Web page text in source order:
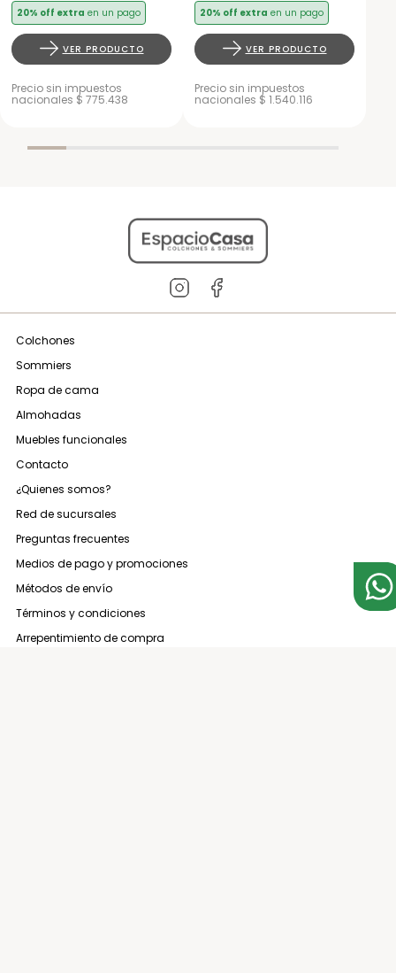
20% off extra en un pago
VER PRODUCTO
Precio sin impuestos
nacionales $ 775.438
20% off extra en un pago
VER PRODUCTO
Precio sin impuestos
nacionales $ 1.540.116
Colchones
Sommiers
Ropa de cama
Almohadas
Muebles funcionales
Contacto
¿Quienes somos?
Red de sucursales
Preguntas frecuentes
Medios de pago y promociones
Métodos de envío
Términos y condiciones
Arrepentimiento de compra